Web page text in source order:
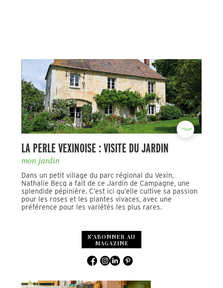
LA PERLE VEXINOISE : VISITE DU JARDIN
mon jardin
Dans un petit village du parc régional du Vexin,
Nathalie Becq a fait de ce Jardin de Campagne, une
splendide pépinière. C’est ici qu’elle cultive sa passion
pour les roses et les plantes vivaces, avec une
préférence pour les variétés les plus rares.
S'ABONNER AU
MAGAZINE